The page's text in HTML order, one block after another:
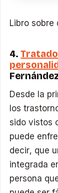
Libro sobre
4.
Desde la
los
sido vistos
puede
decir, que
integrada
persona